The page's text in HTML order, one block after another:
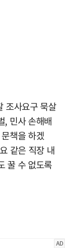
조사요구 묵살
, 민사 손해배
책을 하겠
같은 직장 내
꿀 수 없도록